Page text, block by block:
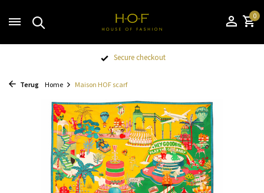
0
Secure checkout
Terug Home Maison HOF scarf